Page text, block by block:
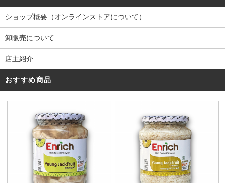
ショップ概要（オンラインストアについて）
卸販売について
店主紹介
おすすめ商品